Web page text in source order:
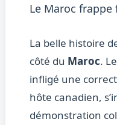
Le Maroc frappe
La belle histoire
côté du Maroc.
infligé une
hôte canadien,
démonstration